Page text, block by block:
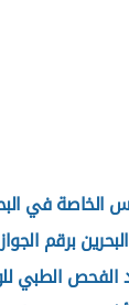
الخاصة في
برقم الجواز
الفحص الطبي